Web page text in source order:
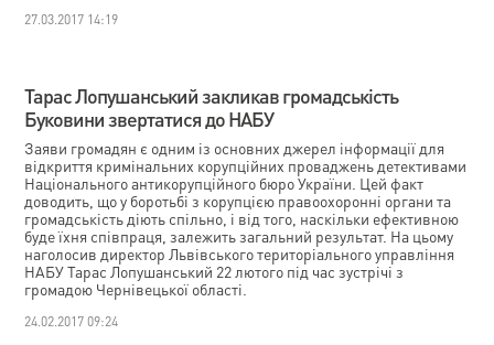
27.03.2017 14:19
Тарас Лопушанський закликав громадськість
Буковини звертатися до НАБУ
Заяви громадян є одним із основних джерел інформації для
відкриття кримінальних корупційних проваджень детективами
Національного антикорупційного бюро України. Цей факт
доводить, що у боротьбі з корупцією правоохоронні органи та
громадськість діють спільно, і від того, наскільки ефективною
буде їхня співпраця, залежить загальний результат. На цьому
наголосив директор Львівського територіального управління
НАБУ Тарас Лопушанський 22 лютого під час зустрічі з
громадою Чернівецької області.
24.02.2017 09:24